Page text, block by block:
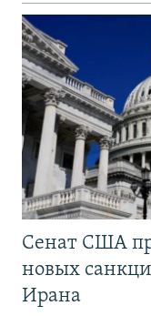
Сенат США
новых
Ирана